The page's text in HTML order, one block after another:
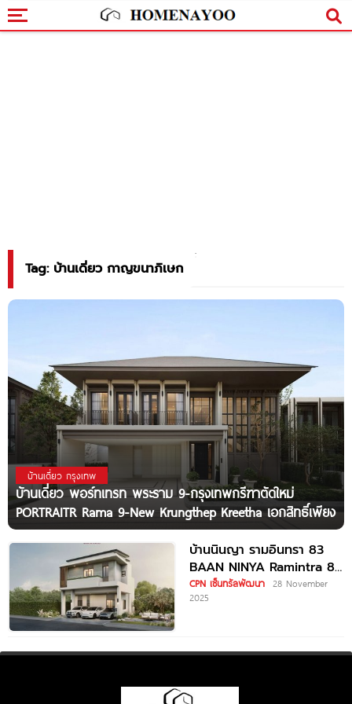
Tag: บ้านเดี่ยว กาญขนาภิเษก
บ้านเดี่ยว กรุงเทพ
บ้านเดี่ยว พอร์ทเทรท พระราม 9-กรุงเทพกรีฑาตัดใหม่
PORTRAITR Rama 9-New Krungthep Kreetha เอกสิทธิ์เพียง
บ้านนินญา รามอินทรา 83
BAAN NINYA Ramintra 83
ใกล้รถไฟฟ้าสายสีชมพู สถานี
รามอินทรา กม.9
CPN เซ็นทรัลพัฒนา 28 November
2025